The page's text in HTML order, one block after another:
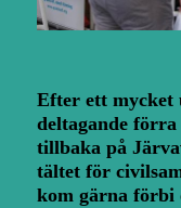
Efter ett mycket
deltagande
tillbaka på
tältet för
kom gärna förbi